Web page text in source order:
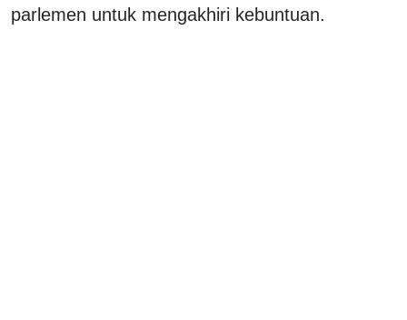
parlemen untuk mengakhiri kebuntuan.